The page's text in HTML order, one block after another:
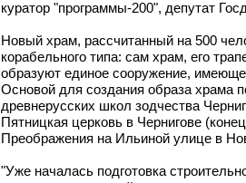
куратор "программы-200", депутат
Новый храм, рассчитанный на 500
корабельного типа: сам храм, его
образуют единое сооружение,
Основой для создания образа храма
древнерусских школ зодчества
Пятницкая церковь в Чернигове
Преображения на Ильиной улице в
"Уже началась подготовка